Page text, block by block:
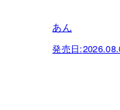
あん
発売日: